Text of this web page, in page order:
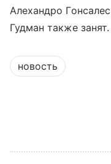
Алехандро
Гудман также занят.
новость